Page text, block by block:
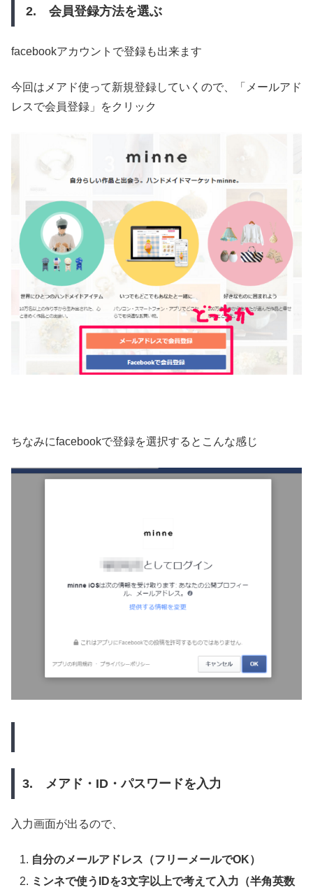
2. 会員登録方法を選ぶ
facebookアカウントで登録も出来ます
今回はメアド使って新規登録していくので、「メールアド
レスで会員登録」をクリック
ちなみにfacebookで登録を選択するとこんな感じ
3. メアド・ID・パスワードを入力
入力画面が出るので、
自分のメールアドレス（フリーメールでOK）
ミンネで使うIDを3文字以上で考えて入力（半角英数